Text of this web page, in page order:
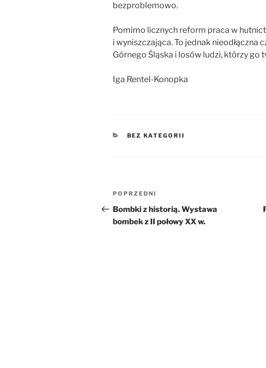
bezproblemowo.
Pomimo licznych reform praca w
i wyniszczająca. To jednak nieodłączna
Górnego Śląska i losów ludzi, którzy go
Iga Rentel-Konopka
KATEGORIE
BEZ KATEGORII
Nawigacja
wpisu
Poprzedni
wpis
POPRZEDNI
Bombki z historią. Wystawa
bombek z II połowy XX w.